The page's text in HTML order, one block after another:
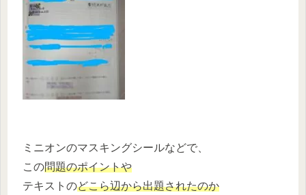
ミニオンのマスキングシールなどで、
この問題のポイントや
テキストのどこら辺から出題されたのか